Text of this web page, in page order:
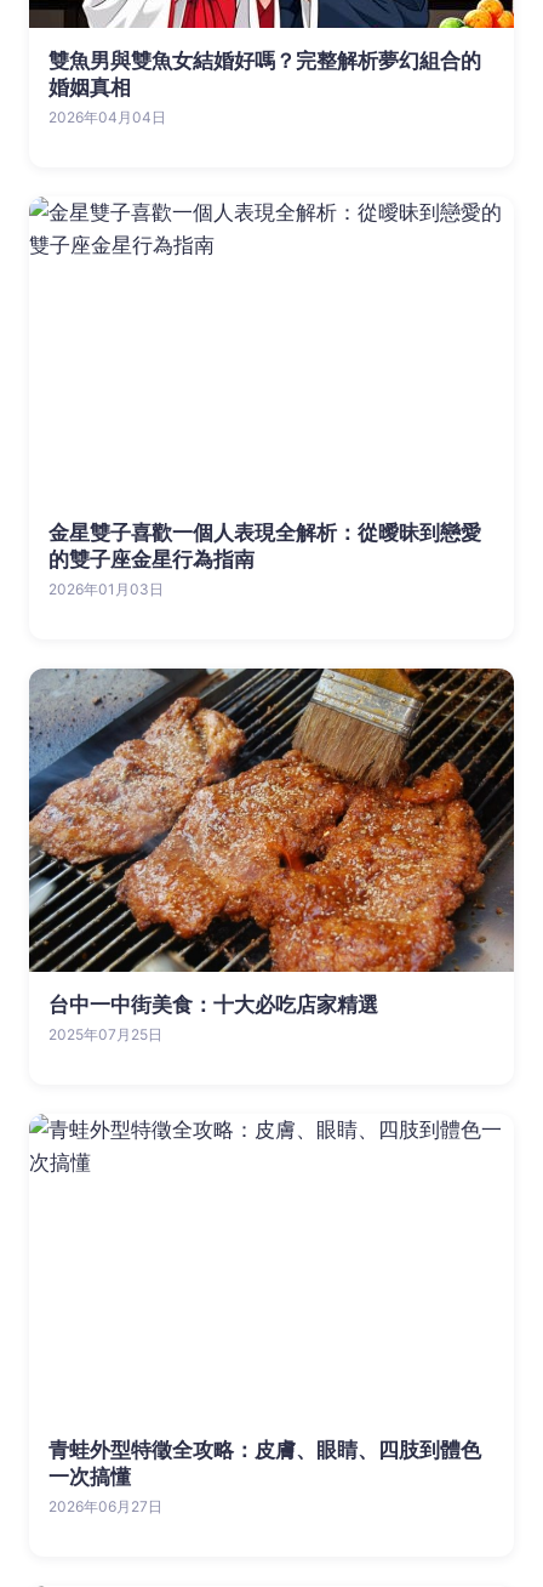
雙魚男與雙魚女結婚好嗎？完整解析夢幻組合的
婚姻真相
2026年04月04日
金星雙子喜歡一個人表現全解析：從曖昧到戀愛
的雙子座金星行為指南
2026年01月03日
台中一中街美食：十大必吃店家精選
2025年07月25日
青蛙外型特徵全攻略：皮膚、眼睛、四肢到體色
一次搞懂
2026年06月27日